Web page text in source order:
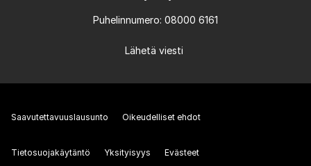
Puhelinnumero: 08000 6161
Lähetä viesti
Saavutettavuuslausunto Oikeudelliset ehdot
Tietosuojakäytäntö Yksityisyys Evästeet